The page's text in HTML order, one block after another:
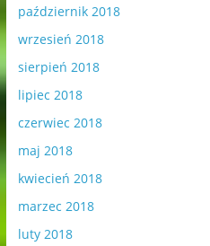
październik 2018
wrzesień 2018
sierpień 2018
lipiec 2018
czerwiec 2018
maj 2018
kwiecień 2018
marzec 2018
luty 2018